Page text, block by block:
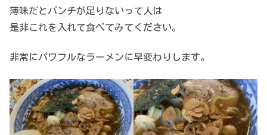
薄味だとパンチが足りないって人は
是非これを入れて食べてみてください。
非常にパワフルなラーメンに早変わりします。